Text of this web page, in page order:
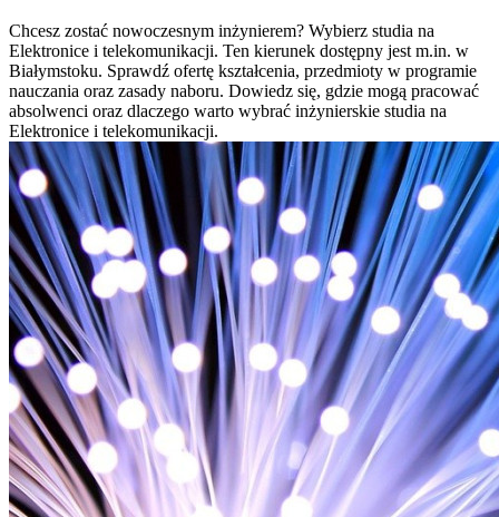
Chcesz zostać nowoczesnym inżynierem? Wybierz studia na
Elektronice i telekomunikacji. Ten kierunek dostępny jest m.in. w
Białymstoku. Sprawdź ofertę kształcenia, przedmioty w programie
nauczania oraz zasady naboru. Dowiedz się, gdzie mogą pracować
absolwenci oraz dlaczego warto wybrać inżynierskie studia na
Elektronice i telekomunikacji.